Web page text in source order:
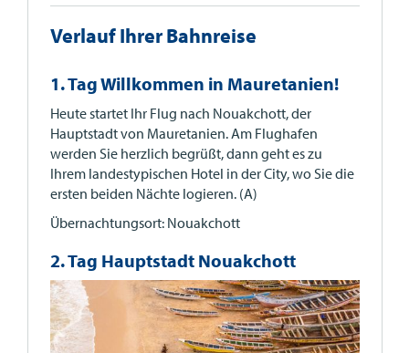
Verlauf Ihrer Bahnreise
1. Tag Willkommen in Mauretanien!
Heute startet Ihr Flug nach Nouakchott, der
Hauptstadt von Mauretanien. Am Flughafen
werden Sie herzlich begrüßt, dann geht es zu
Ihrem landestypischen Hotel in der City, wo Sie die
ersten beiden Nächte logieren. (A)
Übernachtungsort: Nouakchott
2. Tag Hauptstadt Nouakchott